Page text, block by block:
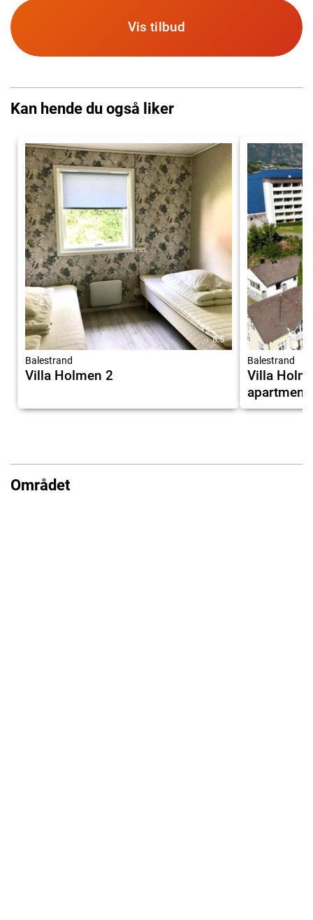
Vis tilbud
Kan hende du også liker
8.5
Balestrand
Villa Holmen 2
Balestrand
Villa
apartment
Området